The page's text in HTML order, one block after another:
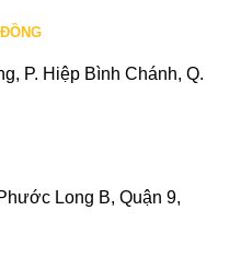
P. Hiệp Bình Chánh, Q.
Long B, Quận 9,